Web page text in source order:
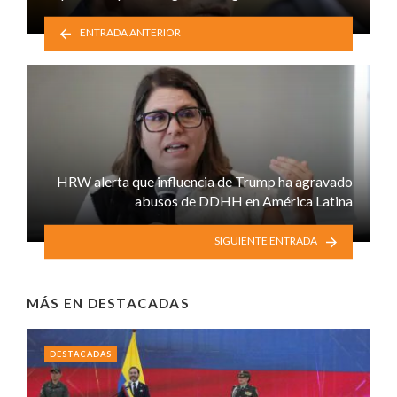
ENTRADA ANTERIOR
HRW alerta que influencia de Trump ha agravado
abusos de DDHH en América Latina
SIGUIENTE ENTRADA
MÁS EN DESTACADAS
DESTACADAS